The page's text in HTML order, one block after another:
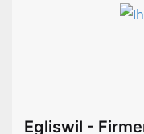
Egliswil -